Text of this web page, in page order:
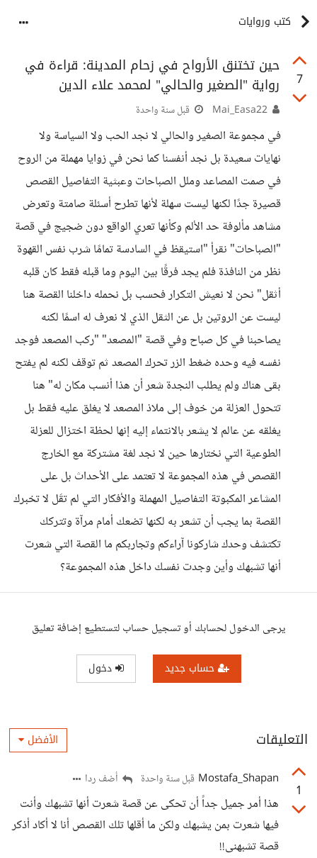
كتب وروايات
7
حين تختنق الأرواح في زحام المدينة: قراءة في
رواية "الصغير والحالي" لمحمد علاء الدين
قبل سنة واحدة
في مجموعة الصغير والحالي لا نجد الحب ولا السياسة ولا
نهايات سعيدة بل نجد أنفسنا كما نحن في زوايا مهملة من الروح
في صمت المصاعد وملل الصباحات وعبثية التفاصيل القصص
قصيرة جدًا لكنها ليست سهلة لأنها تطرح أسئلة صامتة وتعرض
مشاهد مألوفة حد الألم وكأنها تعري الواقع دون ضجيج في قصة
"الصباحات" نقرأ "استيقظ في السادسة تمامًا شرب نفس القهوة
نظر من النافذة فلم يجد فرقًا بين اليوم وما قبله فقط كان قلبه
أثقل" نحن لا نعيش التكرار فحسب بل نحمله داخلنا القصة هنا
ليست عن الروتين بل عن الثقل الذي لا نعرف له اسمًا لكنه
يصاحبنا في كل صباح وفي قصة "المصعد" "ركب المصعد فوجد
نفسه فيه وحده ضغط الزر تحرك المصعد ثم توقف لكنه لم يفتح
بقى هناك ولم يطلب النجدة شعر أن هذا أنسب مكان له" هنا
تتحول العزلة من خوف إلى ملاذ المصعد لا يغلق عليه فقط بل
يغلقه عن عالم لا يشعر بالانتماء إليه إنها لحظة اختزال للعزلة
الطوعية التي نختارها حين لا نجد لغة مشتركة مع الخارج
القصص في هذه المجموعة لا تعتمد على الأحداث بل على
المشاعر المكبوتة التفاصيل المهملة والأفكار التي لم تقَل لا تخبرك
القصة بما يجب أن تشعر به لكنها تضعك أمام مرآة وتتركك
تكتشف وحدك شاركونا آراءكم وتجاربكم ما القصة التي شعرت
أنها تشبهك وأين وجدت نفسك داخل هذه المجموعة؟
يرجى الدخول لحسابك أو تسجيل حساب لتستطيع إضافة تعليق
حساب جديد دخول
التعليقات الأفضل
1
Mostafa_Shapan قبل سنة واحدة أضف ردا
هذا أمر جميل جداً أن تحكى عن قصة شعرت أنها تشبهك وأنت
فيها شعرت بمن يشبهك ولكن ما أقلها تلك القصص أنا لا أكاد أذكر
قصة تشبهنى!!